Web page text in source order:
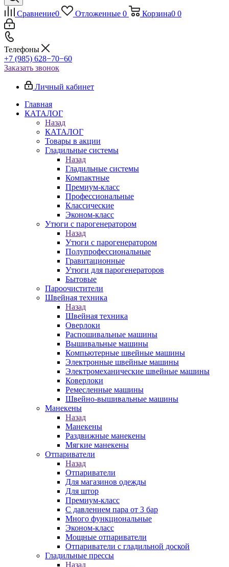
Сравнение0 Отложенные 0 Корзина0 0
Телефоны
+7 (985) 628−70−60
Заказать звонок
Личный кабинет
Главная
КАТАЛОГ
Назад
КАТАЛОГ
Товары в акции
Гладильные системы
Назад
Гладильные системы
Компактные
Премиум-класс
Профессиональные
Классические
Эконом-класс
Утюги с парогенератором
Назад
Утюги с парогенератором
Полупрофессиональные
Гравитационные
Утюги для парогенераторов
Бытовые
Пароочистители
Швейная техника
Назад
Швейная техника
Оверлоки
Распошивальные машины
Вышивальные машины
Компьютерные швейные машины
Электронные швейные машины
Электромеханические швейные машины
Коверлоки
Ремесленные машины
Швейно-вышивальные машины
Манекены
Назад
Манекены
Раздвижные манекены
Мягкие манекены
Отпариватели
Назад
Отпариватели
Для магазинов одежды
Для штор
Премиум-класс
С давлением пара от 3 бар
Много функциональные
Эконом-класс
Мощные отпариватели
Отпариватели с гладильной доской
Гладильные прессы
Назад